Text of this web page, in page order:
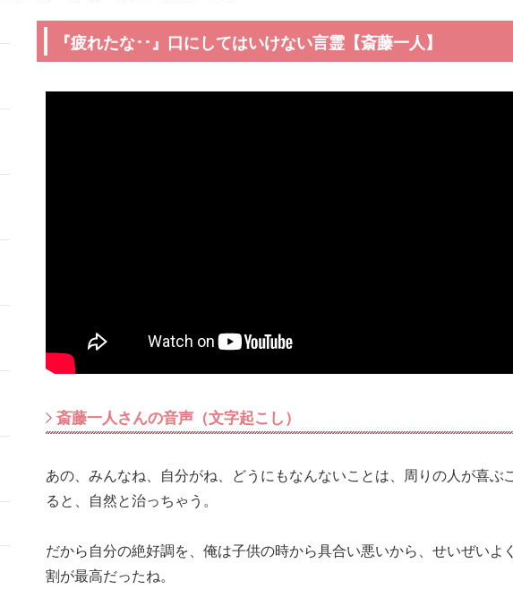
『疲れたな･･』口にしてはいけない言霊【斎藤一人】
斎藤一人さんの音声（文字起こし）
あの、みんなね、自分がね、どうにもなんないことは、周りの人が喜ぶ
ると、自然と治っちゃう。
だから自分の絶好調を、俺は子供の時から具合い悪いから、せいぜいよ
割が最高だったね。